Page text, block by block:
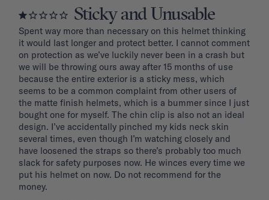
Sticky and Unusable
Spent way more than necessary on this helmet thinking
it would last longer and protect better. I cannot comment
on protection as we’ve luckily never been in a crash but
we will be throwing ours away after 15 months of use
because the entire exterior is a sticky mess, which
seems to be a common complaint from other users of
the matte finish helmets, which is a bummer since I just
bought one for myself. The chin clip is also not an ideal
design. I’ve accidentally pinched my kids neck skin
several times, even though I’m watching closely and
have loosened the straps so there’s probably too much
slack for safety purposes now. He winces every time we
put his helmet on now. Do not recommend for the